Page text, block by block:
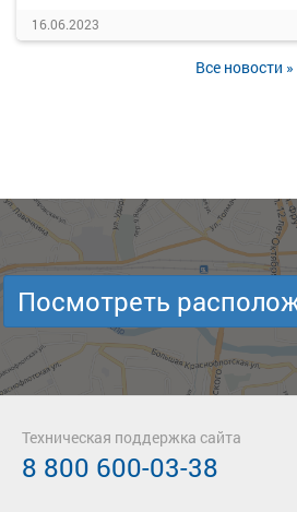
16.06.2023
Все новости »
Посмотреть
Техническая поддержка сайта
8 800 600-03-38